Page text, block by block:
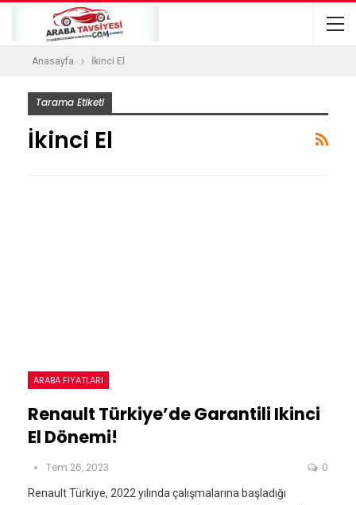
Anasayfa İkinci El
Tarama Etiketi
İkinci El
ARABA FIYATLARI
Renault Türkiye’de Garantili Ikinci
El Dönemi!
Tem 26, 2023 0
Renault Türkiye, 2022 yılında çalışmalarına başladığı